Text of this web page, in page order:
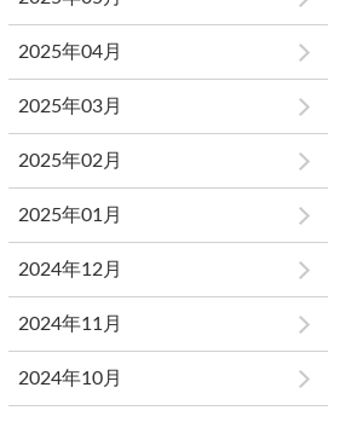
2025年04月
2025年03月
2025年02月
2025年01月
2024年12月
2024年11月
2024年10月